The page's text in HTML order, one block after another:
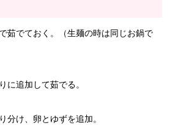
茹でておく。（生麺の時は同じお鍋で
追加して茹でる。
け、卵とゆずを追加。